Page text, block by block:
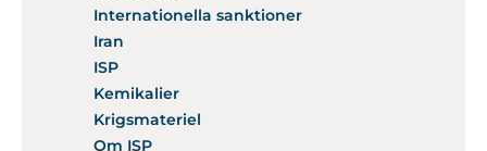
Internationella sanktioner
Iran
ISP
Kemikalier
Krigsmateriel
Om ISP